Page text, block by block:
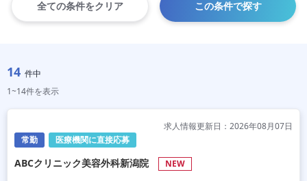
全ての条件をクリア この条件で探す
14 件中
1~14件を表示
常勤 医療機関に直接応募
求人情報更新日：2026年08月07日
ABCクリニック美容外科新潟院 NEW